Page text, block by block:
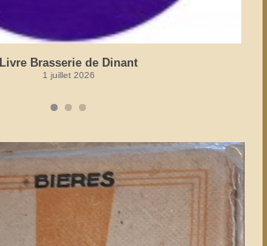
Livre Brasserie de Dinant
1 juillet 2026